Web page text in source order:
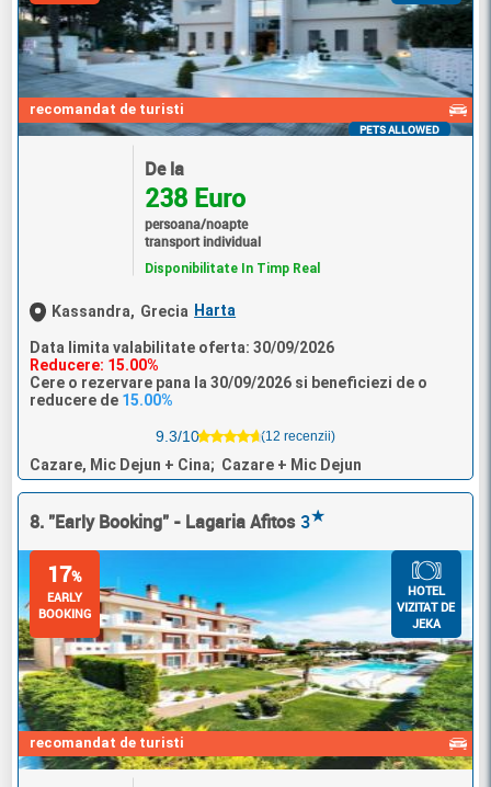
recomandat de turisti
PETS ALLOWED
De la
238 Euro
persoana/noapte
transport individual
Disponibilitate In Timp Real
Kassandra, Grecia Harta
Data limita valabilitate oferta: 30/09/2026
Reducere: 15.00%
Cere o rezervare pana la 30/09/2026 si beneficiezi de o
reducere de 15.00%
9.3/10 (12 recenzii)
Cazare, Mic Dejun + Cina; Cazare + Mic Dejun
8. "Early Booking" - Lagaria Afitos 3★
recomandat de turisti
17%
EARLY
BOOKING
HOTEL
VIZITAT DE
JEKA